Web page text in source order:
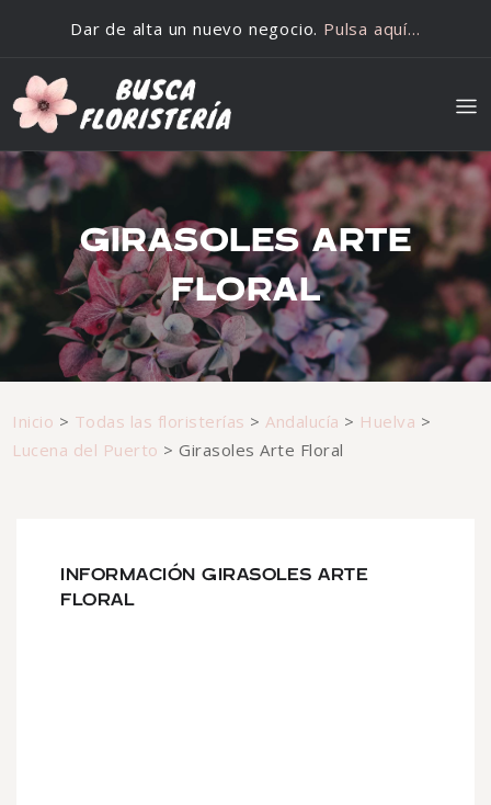
Dar de alta un nuevo negocio. Pulsa aquí…
GIRASOLES ARTE
FLORAL
Inicio > Todas las floristerías > Andalucía > Huelva >
Lucena del Puerto >Girasoles Arte Floral
INFORMACIÓN GIRASOLES ARTE
FLORAL